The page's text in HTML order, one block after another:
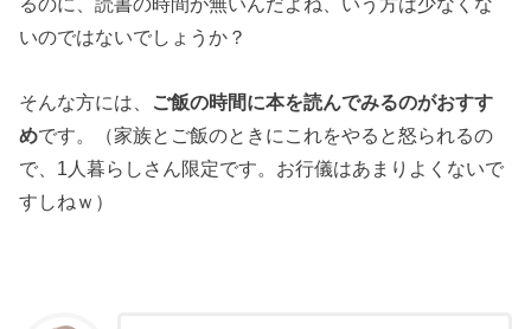
いのではないでしょうか？
そんな方には、 ご飯の時間に本を読んでみるのがおすす
めです。（家族とご飯のときにこれをやると怒られるの
で、1人暮らしさん限定です。お行儀はあまりよくないで
すしねｗ）